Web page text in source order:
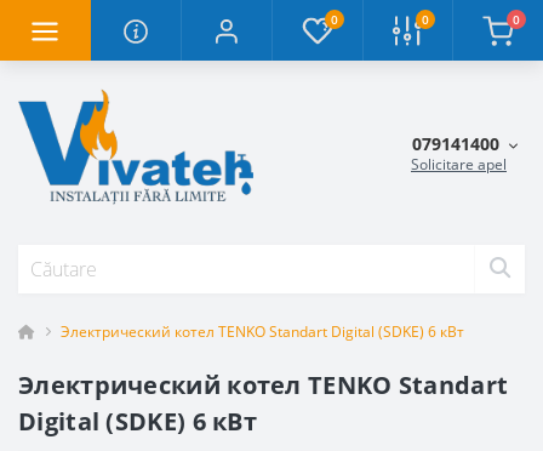
0 0 0
079141400
Solicitare apel
Электрический котел TENKO Standart Digital (SDKE) 6 кВт
Электрический котел TENKO Standart
Digital (SDKE) 6 кВт